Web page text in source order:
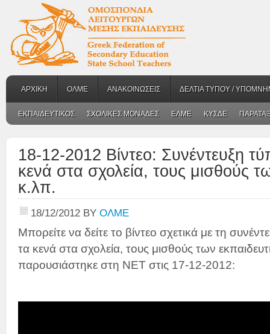
ΑΡΧΙΚΗ ΟΛΜΕ ΑΝΑΚΟΙΝΩΣΕΙΣ ΔΕΛΤΙΑ ΤΥΠΟΥ /
ΕΚΠΑΙΔΕΥΤΙΚΟΣ ΣΧΟΛΙΚΕΣ ΜΟΝΑΔΕΣ ΕΛΜΕ ΚΥΣΔΕ
18-12-2012 Βίντεο: Συνέντευξη
κενά στα σχολεία, τους μισθούς
κ.λπ.
18/12/2012 BY ΟΛΜΕ
Μπορείτε να δείτε το βίντεο σχετικά με τη
τα κενά στα σχολεία, τους μισθούς των
παρουσιάστηκε στη ΝΕΤ στις 17-12-2012: